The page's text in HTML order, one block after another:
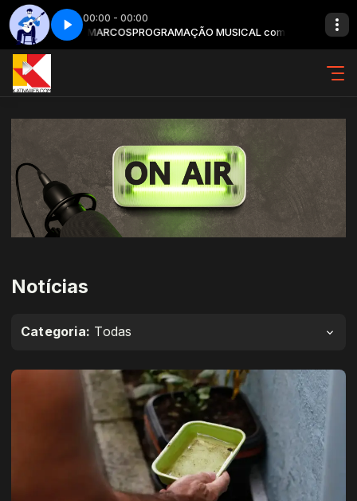
00:00 - 00:00
MARCOSPROGRAMAÇÃO MUSICAL com ANTONIO MARCOS
Clássicos da MPB - Parte 4
Notícias
Categoria: Todas